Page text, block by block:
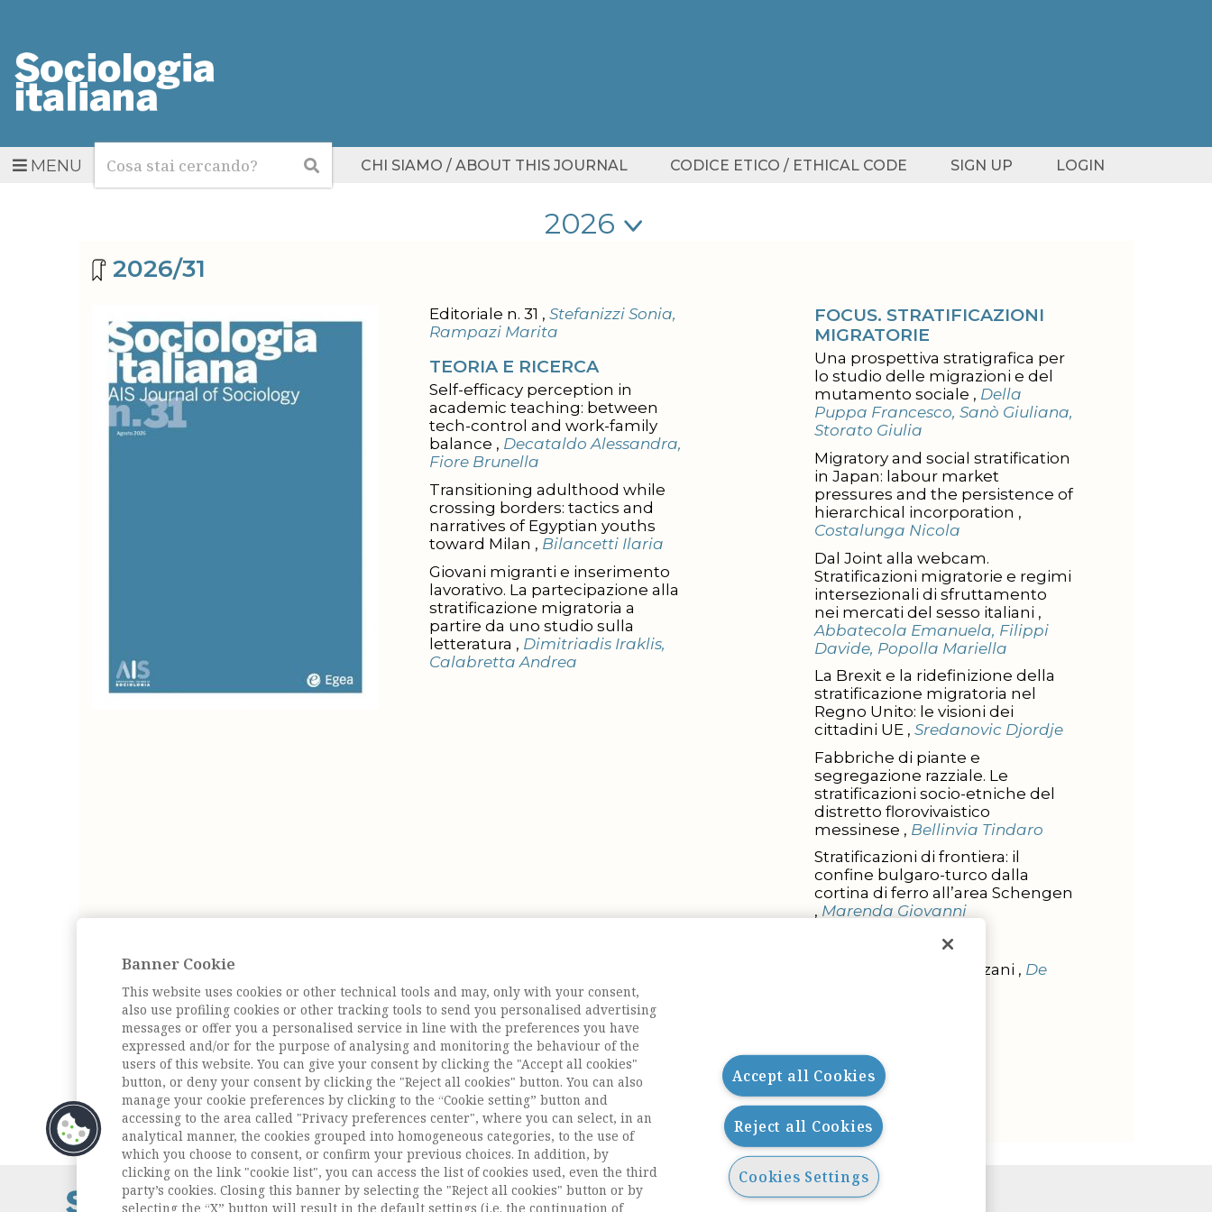
MENUCerca Cerca CHI SIAMO / ABOUT THIS JOURNAL CODICE ETICO / ETHICAL CODE SIGN UP LOGIN
Seleziona anno
2026/31
Editoriale n. 31 , Stefanizzi Sonia,
Rampazi Marita
TEORIA E RICERCA
Self-efficacy perception in
academic teaching: between
tech-control and work-family
balance , Decataldo Alessandra,
Fiore Brunella
Transitioning adulthood while
crossing borders: tactics and
narratives of Egyptian youths
toward Milan , Bilancetti Ilaria
Giovani migranti e inserimento
lavorativo. La partecipazione alla
stratificazione migratoria a
partire da uno studio sulla
letteratura , Dimitriadis Iraklis,
Calabretta Andrea
FOCUS. STRATIFICAZIONI
MIGRATORIE
Una prospettiva stratigrafica per
lo studio delle migrazioni e del
mutamento sociale , Della
Puppa Francesco, Sanò Giuliana,
Storato Giulia
Migratory and social stratification
in Japan: labour market
pressures and the persistence of
hierarchical incorporation ,
Costalunga Nicola
Dal Joint alla webcam.
Stratificazioni migratorie e regimi
intersezionali di sfruttamento
nei mercati del sesso italiani ,
Abbatecola Emanuela, Filippi
Davide, Popolla Mariella
La Brexit e la ridefinizione della
stratificazione migratoria nel
Regno Unito: le visioni dei
cittadini UE ,Sredanovic Djordje
Fabbriche di piante e
segregazione razziale. Le
stratificazioni socio-etniche del
distretto florovivaistico
messinese , Bellinvia Tindaro
Stratificazioni di frontiera: il
confine bulgaro-turco dalla
cortina di ferro all’area Schengen
, Marenda Giovanni
Intervista a Ada Cavazzani , De
Contatti / Contacts
Banner Cookie
This website uses cookies or other technical tools and may, only with your consent,
also use profiling cookies or other tracking tools to send you personalised advertising
messages or offer you a personalised service in line with the preferences you have
expressed and/or for the purpose of analysing and monitoring the behaviour of the
users of this website. You can give your consent by clicking the "Accept all cookies"
button, or deny your consent by clicking the "Reject all cookies" button. You can also
manage your cookie preferences by clicking to the “Cookie setting” button and
accessing to the area called "Privacy preferences center", where you can select, in an
analytical manner, the cookies grouped into homogeneous categories, to the use of
which you choose to consent, or confirm your previous choices. In addition, by
clicking on the link "cookie list", you can access the list of cookies used, even the third
party’s cookies. Closing this banner by selecting the "Reject all cookies" button or by
selecting the “X” button will result in the default settings (i.e. the continuation of
Accept all Cookies
Reject all Cookies
Cookies Settings